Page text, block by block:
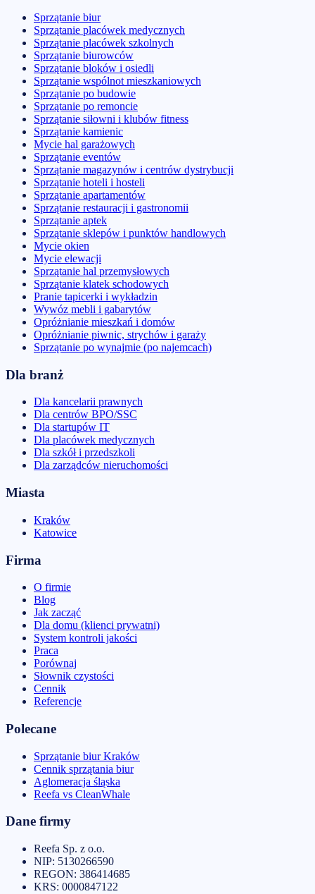
Sprzątanie biur
Sprzątanie placówek medycznych
Sprzątanie placówek szkolnych
Sprzątanie biurowców
Sprzątanie bloków i osiedli
Sprzątanie wspólnot mieszkaniowych
Sprzątanie po budowie
Sprzątanie po remoncie
Sprzątanie siłowni i klubów fitness
Sprzątanie kamienic
Mycie hal garażowych
Sprzątanie eventów
Sprzątanie magazynów i centrów dystrybucji
Sprzątanie hoteli i hosteli
Sprzątanie apartamentów
Sprzątanie restauracji i gastronomii
Sprzątanie aptek
Sprzątanie sklepów i punktów handlowych
Mycie okien
Mycie elewacji
Sprzątanie hal przemysłowych
Sprzątanie klatek schodowych
Pranie tapicerki i wykładzin
Wywóz mebli i gabarytów
Opróżnianie mieszkań i domów
Opróżnianie piwnic, strychów i garaży
Sprzątanie po wynajmie (po najemcach)
Dla branż
Dla kancelarii prawnych
Dla centrów BPO/SSC
Dla startupów IT
Dla placówek medycznych
Dla szkół i przedszkoli
Dla zarządców nieruchomości
Miasta
Kraków
Katowice
Firma
O firmie
Blog
Jak zacząć
Dla domu (klienci prywatni)
System kontroli jakości
Praca
Porównaj
Słownik czystości
Cennik
Referencje
Polecane
Sprzątanie biur Kraków
Cennik sprzątania biur
Aglomeracja śląska
Reefa vs CleanWhale
Dane firmy
Reefa Sp. z o.o.
NIP: 5130266590
REGON: 386414685
KRS: 0000847122